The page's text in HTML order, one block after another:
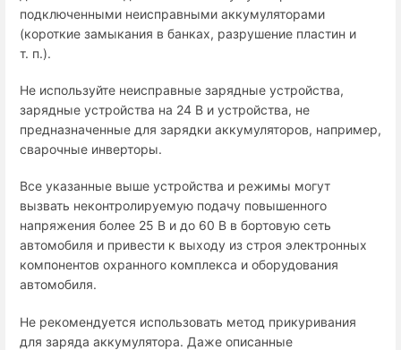
подключенными неисправными аккумуляторами
(короткие замыкания в банках, разрушение пластин и
т. п.).
Не используйте неисправные зарядные устройства,
зарядные устройства на 24 В и устройства, не
предназначенные для зарядки аккумуляторов, например,
сварочные инверторы.
Все указанные выше устройства и режимы могут
вызвать неконтролируемую подачу повышенного
напряжения более 25 В и до 60 В в бортовую сеть
автомобиля и привести к выходу из строя электронных
компонентов охранного комплекса и оборудования
автомобиля.
Не рекомендуется использовать метод прикуривания
для заряда аккумулятора. Даже описанные